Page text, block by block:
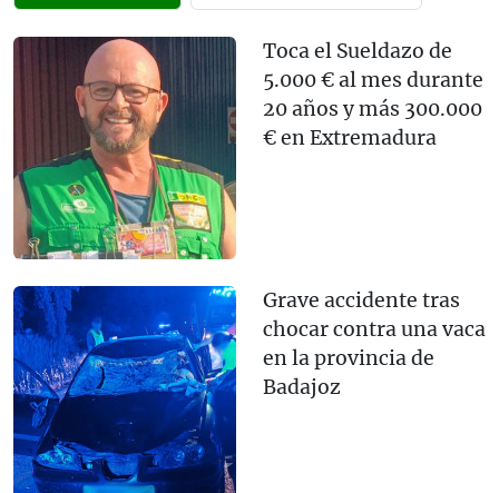
Toca el Sueldazo de
5.000 € al mes durante
20 años y más 300.000
€ en Extremadura
Grave accidente tras
chocar contra una vaca
en la provincia de
Badajoz